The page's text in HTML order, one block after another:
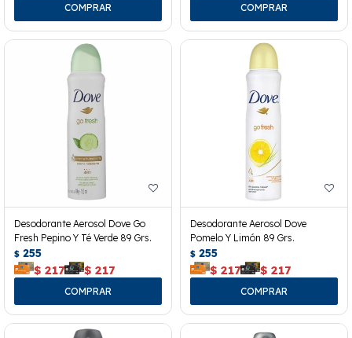
Desodorante Aerosol Dove Go
Fresh Pepino Y Té Verde 89 Grs.
$ 255
$ 217 $ 217
Desodorante Aerosol Dove
Pomelo Y Limón 89 Grs.
$ 255
$ 217 $ 217